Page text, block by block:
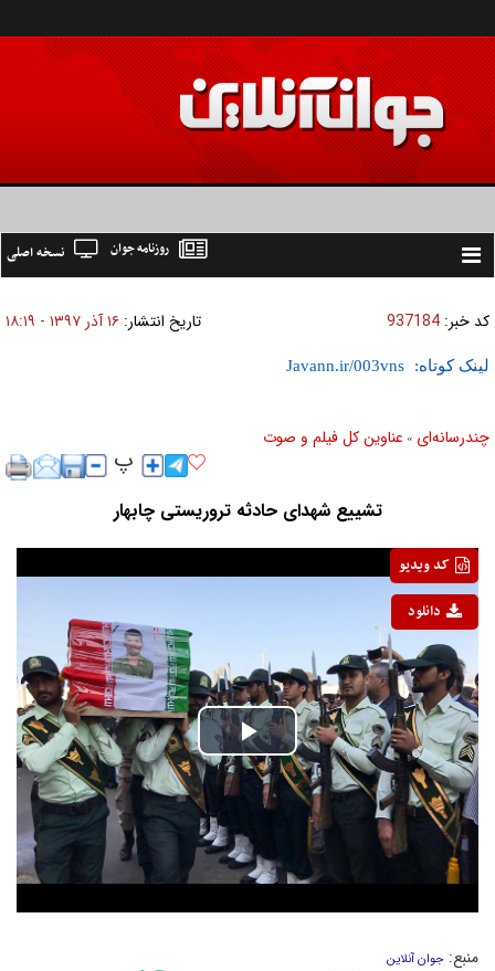
Toggle
نسخه اصلی روزنامه جوان
کد خبر: 937184 تاریخ انتشار: ۱۶ آذر ۱۳۹۷ - ۱۸:۱۹
لینک کوتاه:
چندرسانه‌ای » عناوین کل فیلم و صوت
تشییع شهدای حادثه تروریستی چابهار
Play
Video
کد ویدیو
دانلود
منبع: جوان آنلاین